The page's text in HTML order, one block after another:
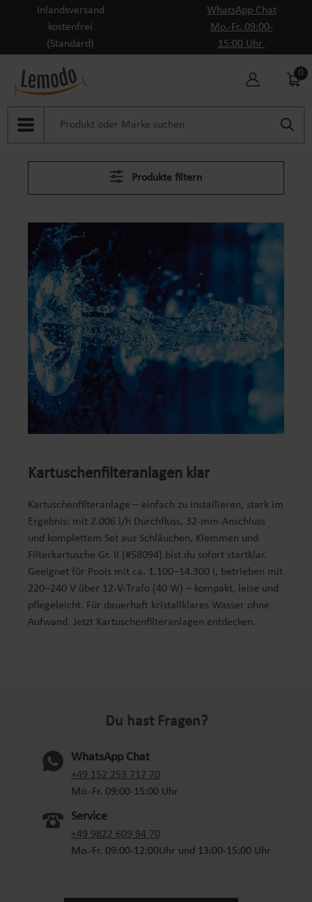
Zum Hauptinhalt springen
Inlandsversand
kostenfrei
(Standard)
WhatsApp Chat
Mo.-Fr. 09:00-
15:00 Uhr
0
Produkte filtern
Kartuschenfilteranlagen klar
Kartuschenfilteranlage – einfach zu installieren, stark im
Ergebnis: mit 2.006 l/h Durchfluss, 32-mm-Anschluss
und komplettem Set aus Schläuchen, Klemmen und
Filterkartusche Gr. II (#58094) bist du sofort startklar.
Geeignet für Pools mit ca. 1.100–14.300 l, betrieben mit
220–240 V über 12-V-Trafo (40 W) – kompakt, leise und
pflegeleicht. Für dauerhaft kristallklares Wasser ohne
Aufwand. Jetzt Kartuschenfilteranlagen entdecken.
Du hast Fragen?
WhatsApp Chat
+49 152 253 717 70(oeffnet in neuem Tab)
Mo.-Fr. 09:00-15:00 Uhr
Service
+49 9822 609 94 70
Mo.-Fr. 09:00-12:00Uhr und 13:00-15:00 Uhr